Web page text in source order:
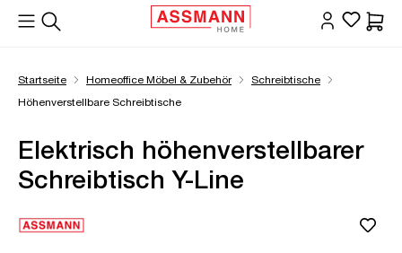
springen
Startseite Homeoffice Möbel & Zubehör
Schreibtische
Höhenverstellbare Schreibtische
Elektrisch höhenverstellbarer
Schreibtisch Y-Line